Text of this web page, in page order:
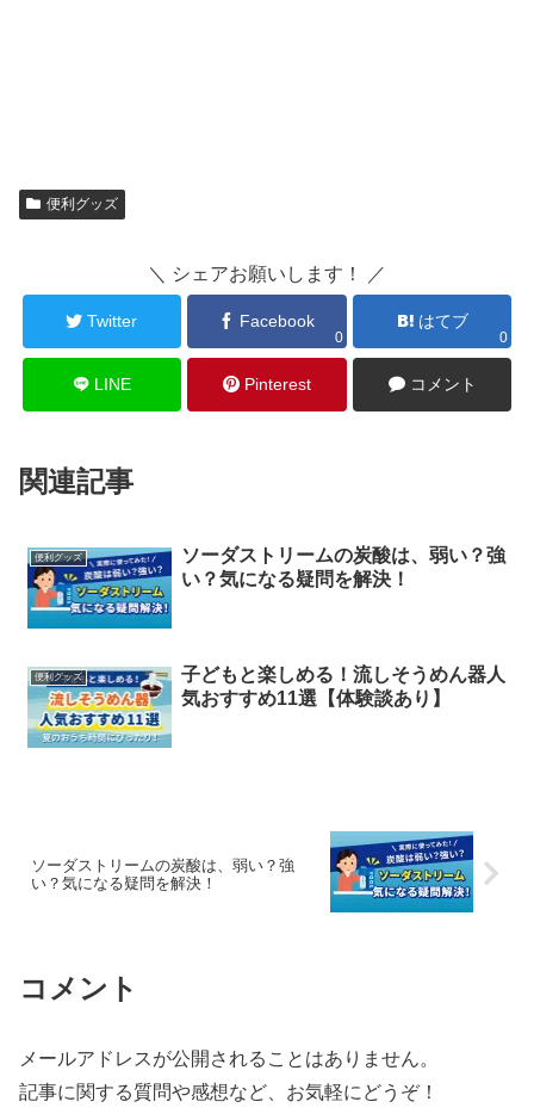
便利グッズ
＼ シェアお願いします！ ／
Twitter Facebook
0
はてブ
0
LINE Pinterest コメント
関連記事
便利グッズ
ソーダストリームの炭酸は、弱い？強
い？気になる疑問を解決！
便利グッズ
子どもと楽しめる！流しそうめん器人
気おすすめ11選【体験談あり】
ソーダストリームの炭酸は、弱い？強
い？気になる疑問を解決！
コメント
メールアドレスが公開されることはありません。
記事に関する質問や感想など、お気軽にどうぞ！